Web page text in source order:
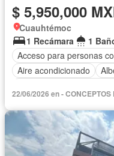
$ 5,950,000
Cuauhtémoc
1 Recámara
1
Acceso para personas
Aire acondicionado
Cuarto de Limpieza
Elevador
Despacho
Recámara
Seguridad
Televisión
22/06/2026 en -